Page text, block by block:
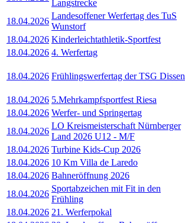
Langstrecke
18.04.2026
Landesoffener Werfertag des TuS
Wunstorf
18.04.2026 Kinderleichtathletik-Sportfest
18.04.2026 4. Werfertag
18.04.2026 Frühlingswerfertag der TSG Dissen
18.04.2026 5.Mehrkampfsportfest Riesa
18.04.2026 Werfer- und Springertag
18.04.2026
LO Kreismeisterschaft Nürnberger
Land 2026 U12 - M/F
18.04.2026 Turbine Kids-Cup 2026
18.04.2026 10 Km Villa de Laredo
18.04.2026 Bahneröffnung 2026
18.04.2026
Sportabzeichen mit Fit in den
Frühling
18.04.2026 21. Werferpokal